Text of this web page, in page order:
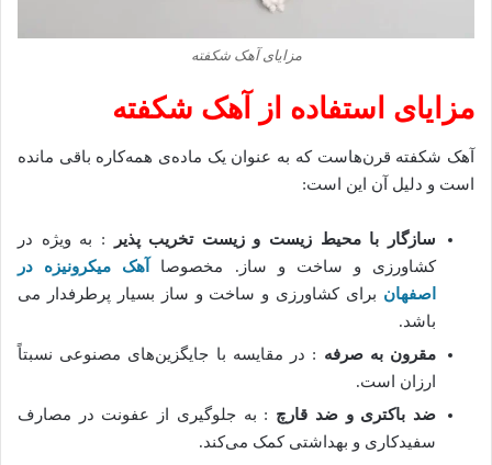
مزایای آهک شکفته
مزایای استفاده از آهک شکفته
آهک شکفته قرن‌هاست که به عنوان یک ماده‌ی همه‌کاره باقی مانده
است و دلیل آن این است:
سازگار با محیط زیست و زیست تخریب پذیر
: به ویژه در
کشاورزی و ساخت و ساز. مخصوصا
آهک میکرونیزه در
اصفهان برای کشاورزی و ساخت و ساز بسیار پرطرفدار می
باشد.
مقرون به صرفه : در مقایسه با جایگزین‌های مصنوعی نسبتاً
ارزان است.
ضد باکتری و ضد قارچ : به جلوگیری از عفونت در مصارف
سفیدکاری و بهداشتی کمک می‌کند.